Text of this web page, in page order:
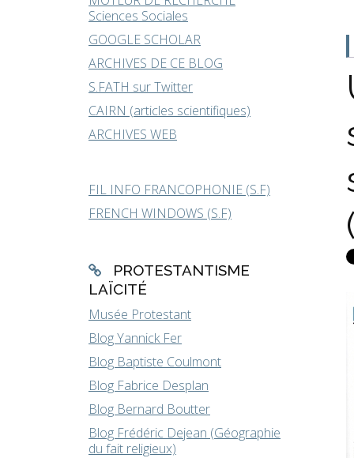
Sciences Sociales
GOOGLE SCHOLAR
ARCHIVES DE CE BLOG
S.FATH sur Twitter
CAIRN (articles scientifiques)
ARCHIVES WEB
FIL INFO FRANCOPHONIE (S.F)
FRENCH WINDOWS (S.F)
PROTESTANTISME
LAÏCITÉ
Musée Protestant
Blog Yannick Fer
Blog Baptiste Coulmont
Blog Fabrice Desplan
Blog Bernard Boutter
Blog Frédéric Dejean (Géographie
du fait religieux)